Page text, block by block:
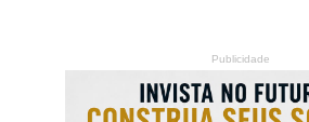
Publicidade